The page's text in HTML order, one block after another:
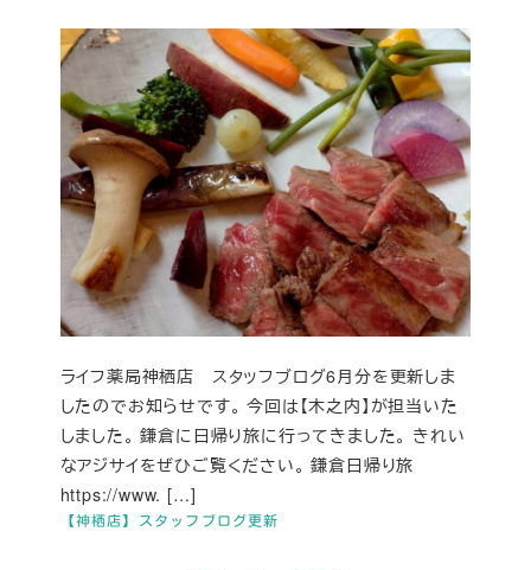
【神栖店】スタッフブログ更新
ライフ薬局神栖店 スタッフブログ6月分を更新しま
したのでお知らせです。 今回は【木之内】が担当いた
しました。 鎌倉に日帰り旅に行ってきました。 きれい
なアジサイをぜひご覧ください。 鎌倉日帰り旅
https://www. […]